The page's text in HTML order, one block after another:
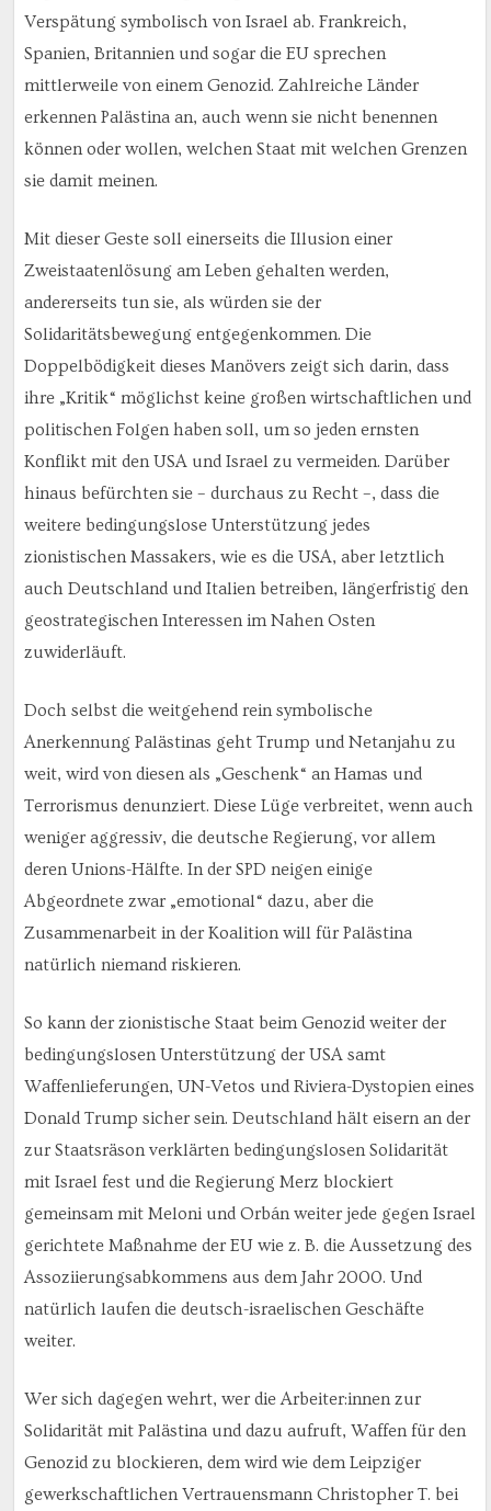
Verspätung symbolisch von Israel ab. Frankreich,
Spanien, Britannien und sogar die EU sprechen
mittlerweile von einem Genozid. Zahlreiche Länder
erkennen Palästina an, auch wenn sie nicht benennen
können oder wollen, welchen Staat mit welchen Grenzen
sie damit meinen.
Mit dieser Geste soll einerseits die Illusion einer
Zweistaatenlösung am Leben gehalten werden,
andererseits tun sie, als würden sie der
Solidaritätsbewegung entgegenkommen. Die
Doppelbödigkeit dieses Manövers zeigt sich darin, dass
ihre „Kritik“ möglichst keine großen wirtschaftlichen und
politischen Folgen haben soll, um so jeden ernsten
Konflikt mit den USA und Israel zu vermeiden. Darüber
hinaus befürchten sie – durchaus zu Recht –, dass die
weitere bedingungslose Unterstützung jedes
zionistischen Massakers, wie es die USA, aber letztlich
auch Deutschland und Italien betreiben, längerfristig den
geostrategischen Interessen im Nahen Osten
zuwiderläuft.
Doch selbst die weitgehend rein symbolische
Anerkennung Palästinas geht Trump und Netanjahu zu
weit, wird von diesen als „Geschenk“ an Hamas und
Terrorismus denunziert. Diese Lüge verbreitet, wenn auch
weniger aggressiv, die deutsche Regierung, vor allem
deren Unions-Hälfte. In der SPD neigen einige
Abgeordnete zwar „emotional“ dazu, aber die
Zusammenarbeit in der Koalition will für Palästina
natürlich niemand riskieren.
So kann der zionistische Staat beim Genozid weiter der
bedingungslosen Unterstützung der USA samt
Waffenlieferungen, UN-Vetos und Riviera-Dystopien eines
Donald Trump sicher sein. Deutschland hält eisern an der
zur Staatsräson verklärten bedingungslosen Solidarität
mit Israel fest und die Regierung Merz blockiert
gemeinsam mit Meloni und Orbán weiter jede gegen Israel
gerichtete Maßnahme der EU wie z. B. die Aussetzung des
Assoziierungsabkommens aus dem Jahr 2000. Und
natürlich laufen die deutsch-israelischen Geschäfte
weiter.
Wer sich dagegen wehrt, wer die Arbeiter:innen zur
Solidarität mit Palästina und dazu aufruft, Waffen für den
Genozid zu blockieren, dem wird wie dem Leipziger
gewerkschaftlichen Vertrauensmann Christopher T. bei